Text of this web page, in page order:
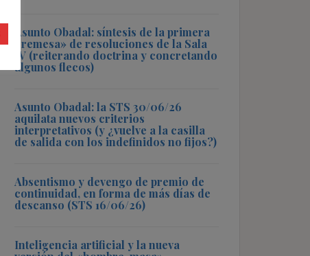
Asunto Obadal: síntesis de la primera
«remesa» de resoluciones de la Sala
IV (reiterando doctrina y concretando
algunos flecos)
Asunto Obadal: la STS 30/06/26
aquilata nuevos criterios
interpretativos (y ¿vuelve a la casilla
de salida con los indefinidos no fijos?)
Absentismo y devengo de premio de
continuidad, en forma de más días de
descanso (STS 16/06/26)
Inteligencia artificial y la nueva